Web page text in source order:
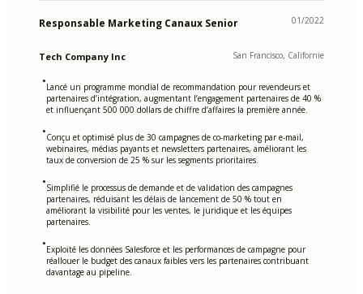
Responsable Marketing Canaux Senior 01/2022
Tech Company Inc San Francisco, Californie
•Lancé un programme mondial de recommandation pour revendeurs et
partenaires d’intégration, augmentant l’engagement partenaires de 40 %
et influençant 500 000 dollars de chiffre d’affaires la première année.
•Conçu et optimisé plus de 30 campagnes de co-marketing par e-mail,
webinaires, médias payants et newsletters partenaires, améliorant les
taux de conversion de 25 % sur les segments prioritaires.
•Simplifié le processus de demande et de validation des campagnes
partenaires, réduisant les délais de lancement de 50 % tout en
améliorant la visibilité pour les ventes, le juridique et les équipes
partenaires.
•Exploité les données Salesforce et les performances de campagne pour
réallouer le budget des canaux faibles vers les partenaires contribuant
davantage au pipeline.